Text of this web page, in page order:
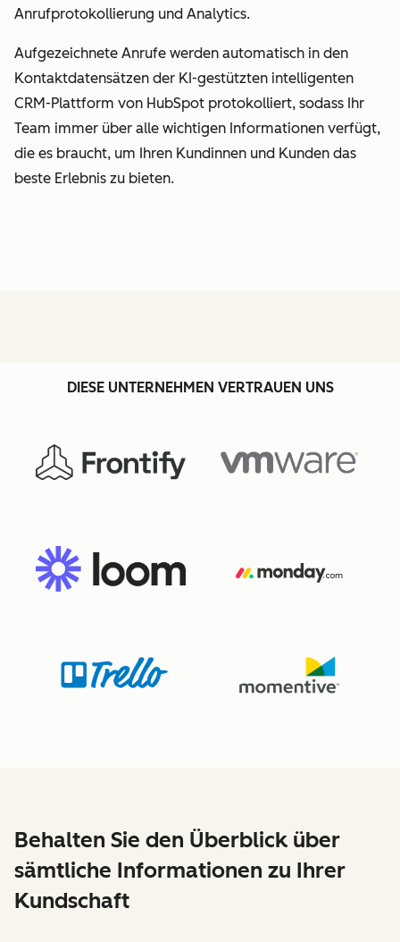
Anrufprotokollierung und Analytics.
Aufgezeichnete Anrufe werden automatisch in den
Kontaktdatensätzen der KI-gestützten intelligenten
CRM-Plattform von HubSpot protokolliert, sodass Ihr
Team immer über alle wichtigen Informationen verfügt,
die es braucht, um Ihren Kundinnen und Kunden das
beste Erlebnis zu bieten.
DIESE UNTERNEHMEN VERTRAUEN UNS
Behalten Sie den Überblick über
sämtliche Informationen zu Ihrer
Kundschaft